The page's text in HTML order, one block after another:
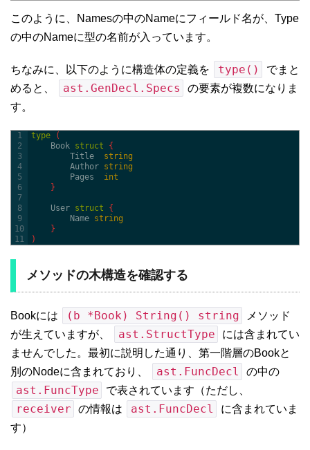
このように、Namesの中のNameにフィールド名が、Type
の中のNameに型の名前が入っています。
ちなみに、以下のように構造体の定義を type()
でまと
めると、
ast.GenDecl.Specs
の要素が複数になりま
す。
1
2
3
4
5
6
7
8
9
10
11
type
(
Book struct
{
Title string
Author string
Pages int
}
User struct
{
Name string
}
)
メソッドの木構造を確認する
Bookには (b *Book) String() string
メソッド
が生えていますが、
ast.StructType
には含まれてい
ませんでした。最初に説明した通り、第一階層のBookと
別のNodeに含まれており、
ast.FuncDecl の中の
ast.FuncType で表されています（ただし、
receiver の情報は ast.FuncDecl
に含まれていま
す）